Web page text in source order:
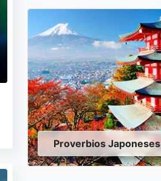
Proverbios Japoneses